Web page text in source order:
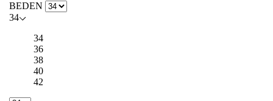
BEDEN
34
34
36
38
40
42